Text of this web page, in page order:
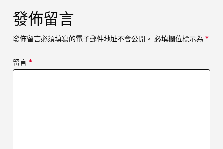
發佈留言
發佈留言必須填寫的電子郵件地址不會公開。 必填欄位標示為 *
留言 *